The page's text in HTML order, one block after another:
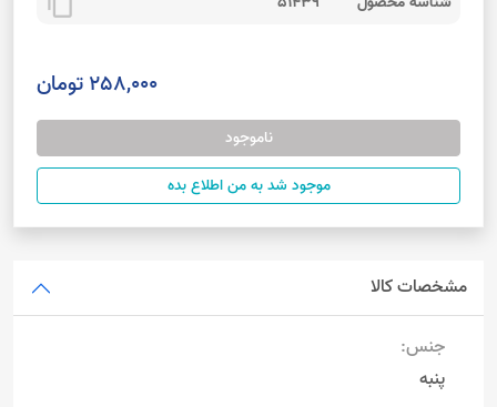
258,000 تومان
ناموجود
موجود شد به من اطلاع بده
مشخصات کالا
جنس:
پنبه